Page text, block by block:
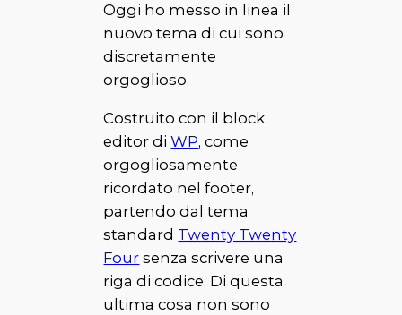
Oggi ho messo in linea il
nuovo tema di cui sono
discretamente
orgoglioso.
Costruito con il block
editor diWP, come
orgogliosamente
ricordato nel footer,
partendo dal tema
standard Twenty Twenty
Four senza scrivere una
riga di codice. Di questa
ultima cosa non sono